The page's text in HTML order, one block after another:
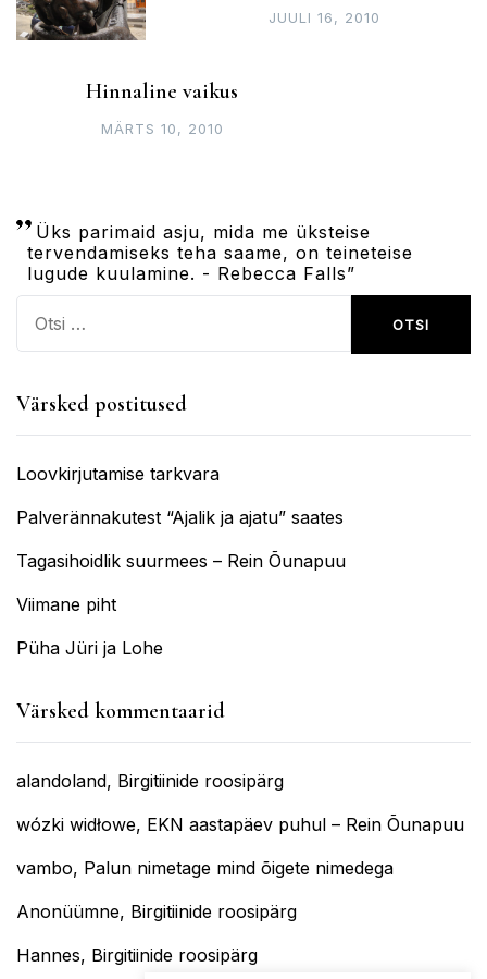
JUULI 16, 2010
Hinnaline vaikus
MÄRTS 10, 2010
Üks parimaid asju, mida me üksteise
tervendamiseks teha saame, on teineteise
lugude kuulamine. - Rebecca Falls”
Värsked postitused
Loovkirjutamise tarkvara
Palverännakutest “Ajalik ja ajatu” saates
Tagasihoidlik suurmees – Rein Õunapuu
Viimane piht
Püha Jüri ja Lohe
Värsked kommentaarid
alandoland, Birgitiinide roosipärg
wózki widłowe, EKN aastapäev puhul – Rein Õunapuu
vambo, Palun nimetage mind õigete nimedega
Anonüümne, Birgitiinide roosipärg
Hannes, Birgitiinide roosipärg